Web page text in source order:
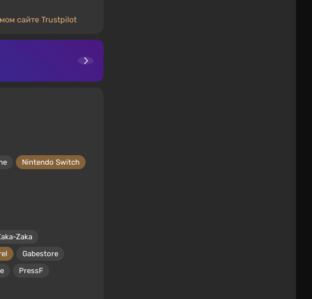
сайте Trustpilot
Nintendo Switch
Zaka
Gabestore
PressF